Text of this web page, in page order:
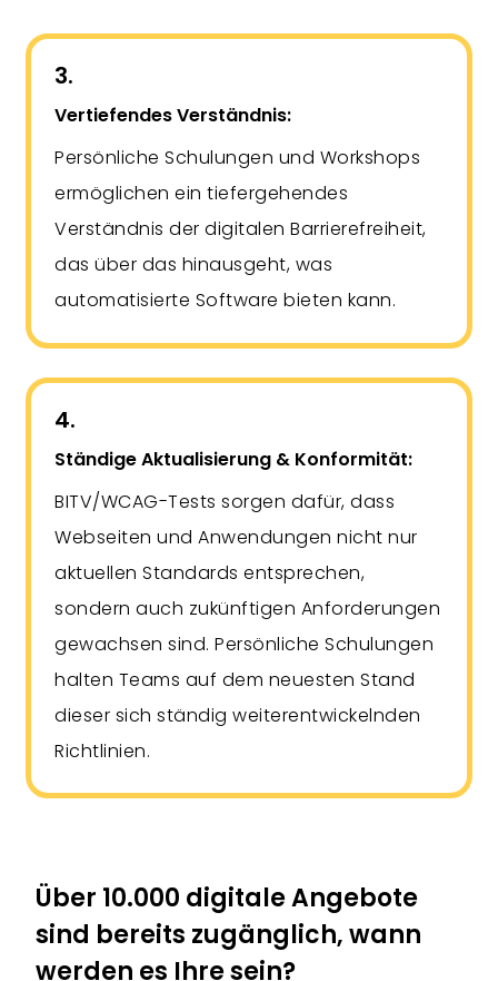
3.
Vertiefendes Verständnis:
Persönliche Schulungen und Workshops
ermöglichen ein tiefergehendes
Verständnis der digitalen Barrierefreiheit,
das über das hinausgeht, was
automatisierte Software bieten kann.
4.
Ständige Aktualisierung & Konformität:
BITV/WCAG-Tests sorgen dafür, dass
Webseiten und Anwendungen nicht nur
aktuellen Standards entsprechen,
sondern auch zukünftigen Anforderungen
gewachsen sind. Persönliche Schulungen
halten Teams auf dem neuesten Stand
dieser sich ständig weiterentwickelnden
Richtlinien.
Über 10.000 digitale Angebote
sind bereits zugänglich, wann
werden es Ihre sein?